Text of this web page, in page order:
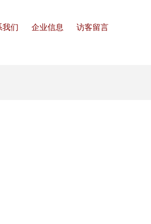
我们 企业信息 访客留言